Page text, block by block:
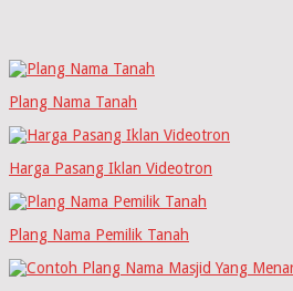
Plang Nama Tanah
Harga Pasang Iklan Videotron
Plang Nama Pemilik Tanah